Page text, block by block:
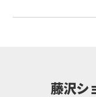
藤沢シ